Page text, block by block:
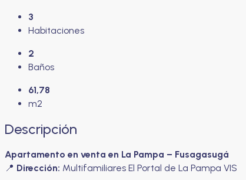
3
Habitaciones
2
Baños
61,78
m2
Descripción
Apartamento en venta en La Pampa – Fusagasugá
📍 Dirección: Multifamiliares El Portal de La Pampa VIS